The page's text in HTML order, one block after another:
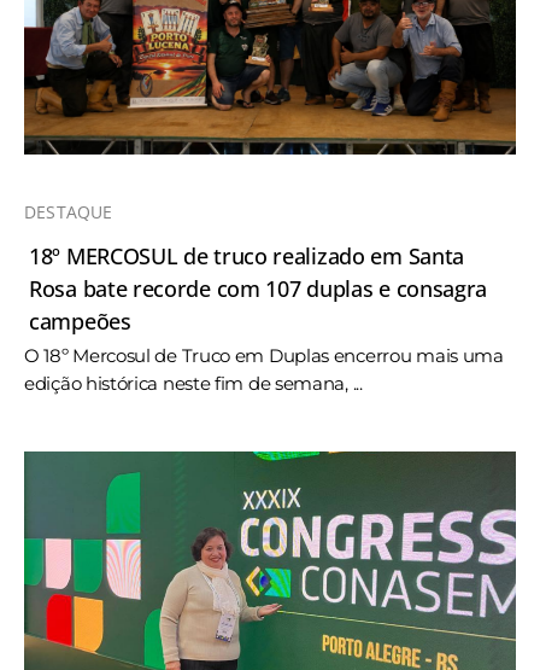
DESTAQUE
18º MERCOSUL de truco realizado em Santa
Rosa bate recorde com 107 duplas e consagra
campeões
O 18º Mercosul de Truco em Duplas encerrou mais uma
edição histórica neste fim de semana, ...